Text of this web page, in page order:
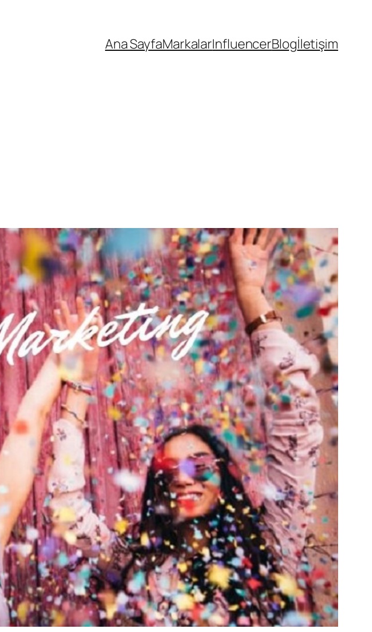
Ana SayfaMarkalarInfluencerBlogİletişim